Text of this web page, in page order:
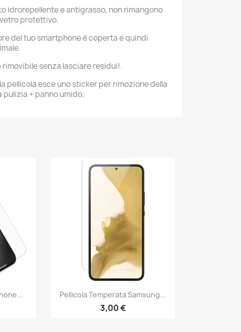
idrorepellente e antigrasso, non rimangono
protettivo.
del tuo smartphone è coperta e quindi
rimovibile senza lasciare residui!.
pellicola esce uno sticker per rimozione della
pulizia + panno umido;
Pellicola Temperata Samsung...
3,00 €
Anteprima